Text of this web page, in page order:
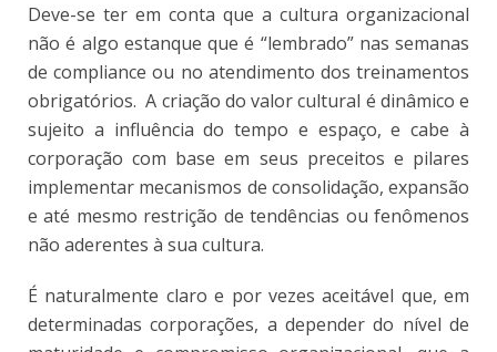
Deve-se ter em conta que a cultura organizacional
não é algo estanque que é “lembrado” nas semanas
de compliance ou no atendimento dos treinamentos
obrigatórios. A criação do valor cultural é dinâmico e
sujeito a influência do tempo e espaço, e cabe à
corporação com base em seus preceitos e pilares
implementar mecanismos de consolidação, expansão
e até mesmo restrição de tendências ou fenômenos
não aderentes à sua cultura.
É naturalmente claro e por vezes aceitável que, em
determinadas corporações, a depender do nível de